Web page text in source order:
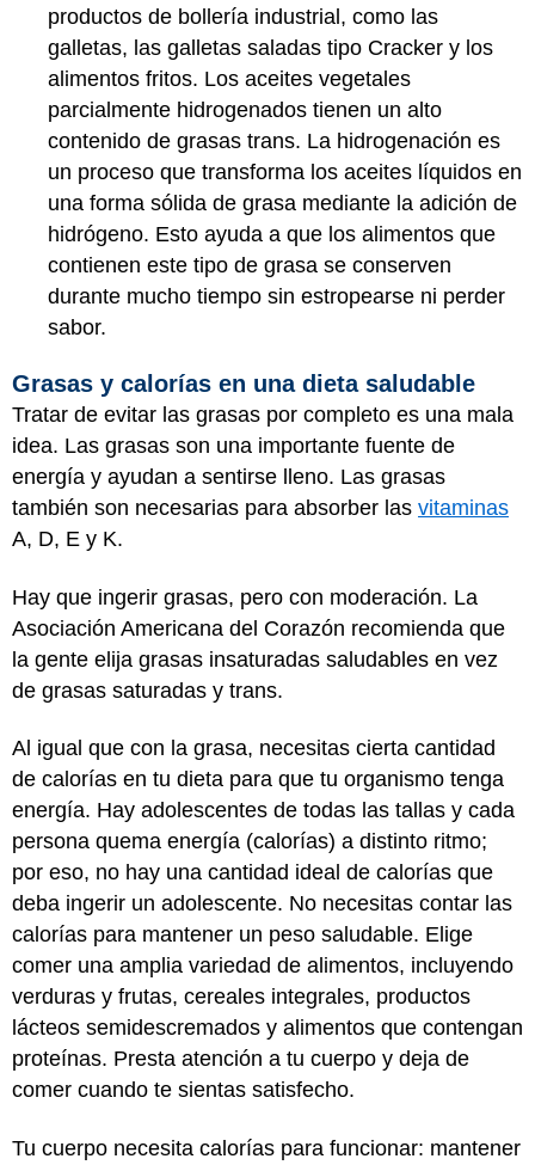
productos de bollería industrial, como las
galletas, las galletas saladas tipo Cracker y los
alimentos fritos. Los aceites vegetales
parcialmente hidrogenados tienen un alto
contenido de grasas trans. La hidrogenación es
un proceso que transforma los aceites líquidos en
una forma sólida de grasa mediante la adición de
hidrógeno. Esto ayuda a que los alimentos que
contienen este tipo de grasa se conserven
durante mucho tiempo sin estropearse ni perder
sabor.
Grasas y calorías en una dieta saludable
Tratar de evitar las grasas por completo es una mala
idea. Las grasas son una importante fuente de
energía y ayudan a sentirse lleno. Las grasas
también son necesarias para absorber las vitaminas
A, D, E y K.
Hay que ingerir grasas, pero con moderación. La
Asociación Americana del Corazón recomienda que
la gente elija grasas insaturadas saludables en vez
de grasas saturadas y trans.
Al igual que con la grasa, necesitas cierta cantidad
de calorías en tu dieta para que tu organismo tenga
energía. Hay adolescentes de todas las tallas y cada
persona quema energía (calorías) a distinto ritmo;
por eso, no hay una cantidad ideal de calorías que
deba ingerir un adolescente. No necesitas contar las
calorías para mantener un peso saludable. Elige
comer una amplia variedad de alimentos, incluyendo
verduras y frutas, cereales integrales, productos
lácteos semidescremados y alimentos que contengan
proteínas. Presta atención a tu cuerpo y deja de
comer cuando te sientas satisfecho.
Tu cuerpo necesita calorías para funcionar: mantener